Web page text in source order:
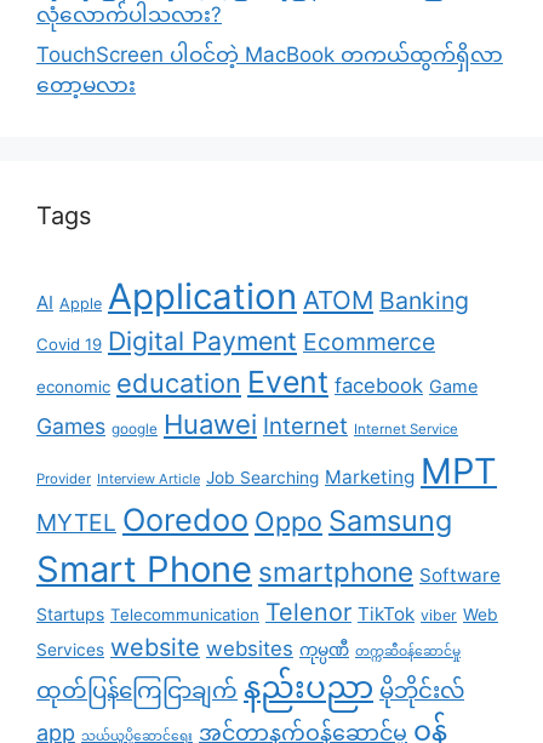
လုံလောက်ပါသလား?
TouchScreen ပါဝင်တဲ့ MacBook တကယ်ထွက်ရှိလာ
တော့မလား
Tags
AI Apple Application ATOM Banking
Covid 19 Digital Payment Ecommerce
economic education Event facebook Game
Games google Huawei Internet Internet Service
Provider Interview Article Job Searching Marketing MPT
MYTEL Ooredoo Oppo Samsung
Smart Phone smartphone Software
Startups Telecommunication Telenor TikTok viber Web
Services website websites ကုမ္ပဏီ တက္ကဆီဝန်ဆောင်မှု
ထုတ်ပြန်ကြေငြာချက် နည်းပညာ မိုဘိုင်းလ်
app သယ်ယူပို့ဆောင်ရေး အင်တာနက်ဝန်ဆောင်မှု ၀န်